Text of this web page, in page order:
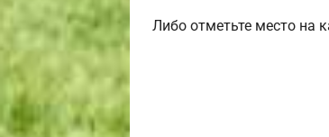
Либо отметьте место на